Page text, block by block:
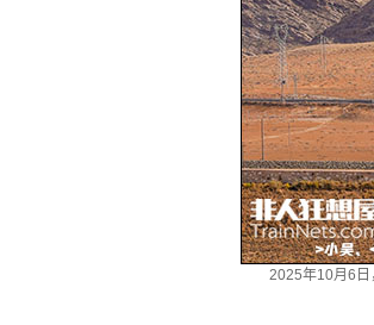
2025年10月6日